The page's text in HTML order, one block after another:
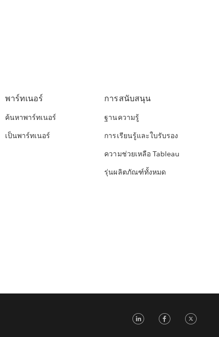
พาร์ทเนอร์
ค้นหาพาร์ทเนอร์
เป็นพาร์ทเนอร์
การสนับสนุน
ฐานความรู้
การเรียนรู้และใบรับรอง
ความช่วยเหลือ Tableau
รุ่นผลิตภัณฑ์ทั้งหมด
LinkedIn